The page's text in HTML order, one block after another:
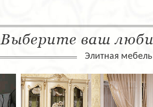
Выберите ваш
Элитная мебель